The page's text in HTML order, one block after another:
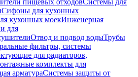
пищевых отходовСистемы для
Сифоны для кухонных
кухонных моекИнженерная
для
Отвод и подвод водыТрубы
фильтры, системы
для радиаторов,
комплекты для
арматураСистемы защиты от